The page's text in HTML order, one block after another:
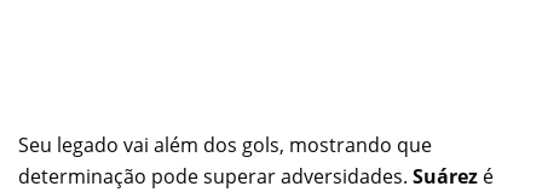
Seu legado vai além dos gols, mostrando que
determinação pode superar adversidades. Suárez é